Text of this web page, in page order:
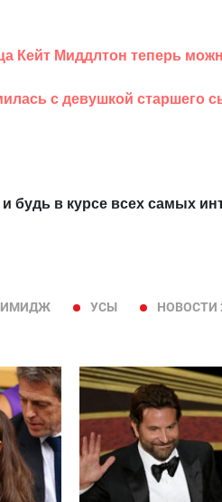
Кейт Миддлтон теперь
с девушкой старшего
и будь в курсе всех самых
ИМИДЖ УСЫ НОВОСТИ